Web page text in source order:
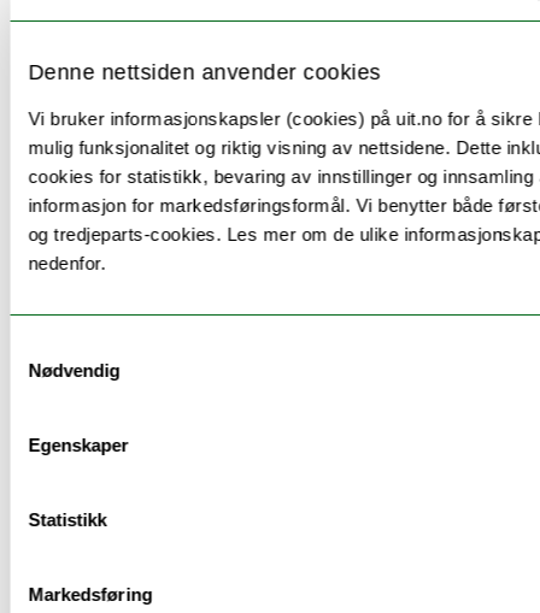
Denne nettsiden anvender cookies
Vi bruker informasjonskapsler (cookies) på uit.no for å sikre
mulig funksjonalitet og riktig visning av nettsidene. Dette
cookies for statistikk, bevaring av innstillinger og innsamling
informasjon for markedsføringsformål. Vi benytter både
og tredjeparts-cookies. Les mer om de ulike
nedenfor.
Nødvendig
Egenskaper
Statistikk
Markedsføring
Språket i undervisningsmateriell og aktuell
faglitteratur er i hovedsak norsk, men andre
skandinaviske språk eller engelsk benyttes også.
Eksamensspråket er nordsamisk, norsk eller andre
skandinaviske språk.
Se for øvrig forskrift om studier og eksamener ved
Undervisning
forelesning, gruppearbeid med eller uten